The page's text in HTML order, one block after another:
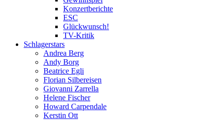
Konzertberichte
ESC
Glückwunsch!
TV-Kritik
Schlagerstars
Andrea Berg
Andy Borg
Beatrice Egli
Florian Silbereisen
Giovanni Zarrella
Helene Fischer
Howard Carpendale
Kerstin Ott